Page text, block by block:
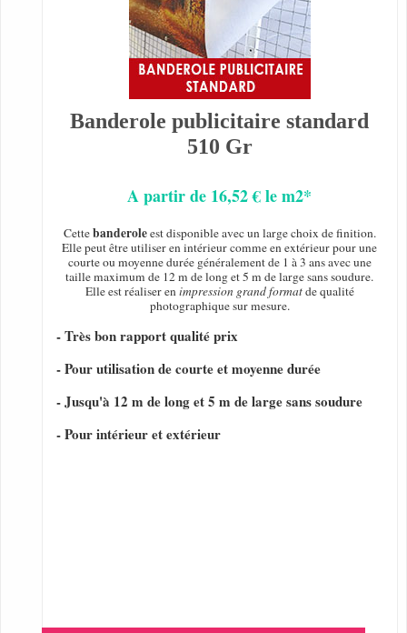
Banderole publicitaire standard
510 Gr
A partir de 16,52 € le m2*
Cettebanderoleest disponible avec un large choix de finition.
Elle peut être utiliser en intérieur comme en extérieur pour une
courte ou moyenne durée généralement de 1 à 3 ans avec une
taille maximum de 12 m de long et 5 m de large sans soudure.
Elle est réaliser enimpression grand formatde qualité
photographique sur mesure.
- Très bon rapport qualité prix
- Pour utilisation de courte et moyenne durée
- Jusqu'à 12 m de long et 5 m de large sans soudure
- Pour intérieur et extérieur